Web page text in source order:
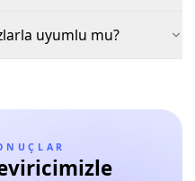
uyumlu mu?